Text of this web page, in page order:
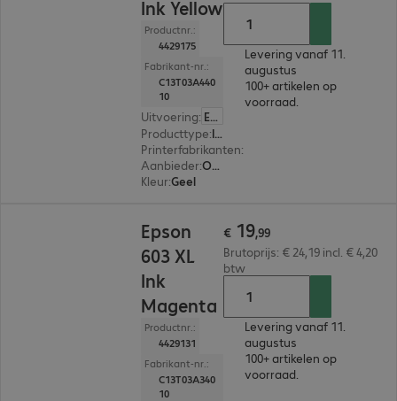
Ink Yellow
Productnr.:
4429175
Fabrikant-nr.:
C13T03A440
10
Uitvoering: Europa
Producttype: Ink
Printerfabrikanten:
Aanbieder:
Origineel
Kleur:Geel
Levering vanaf 11.
augustus
100+ artikelen op
voorraad.
Epson
603 XL
Ink
Magenta
Productnr.:
4429131
Fabrikant-nr.:
C13T03A340
10
€ 19,99
Brutoprijs: € 24,19 incl. € 4,20
btw
Levering vanaf 11.
augustus
100+ artikelen op
voorraad.